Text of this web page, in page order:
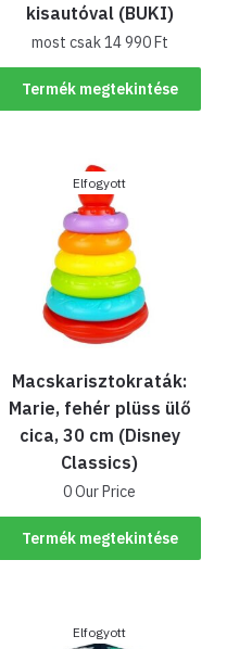
kisautóval (BUKI)
most csak14 990Ft
Termék megtekintése
Elfogyott
Macskarisztokraták:
Marie, fehér plüss ülő
cica, 30 cm (Disney
Classics)
0 Our Price
Termék megtekintése
Elfogyott